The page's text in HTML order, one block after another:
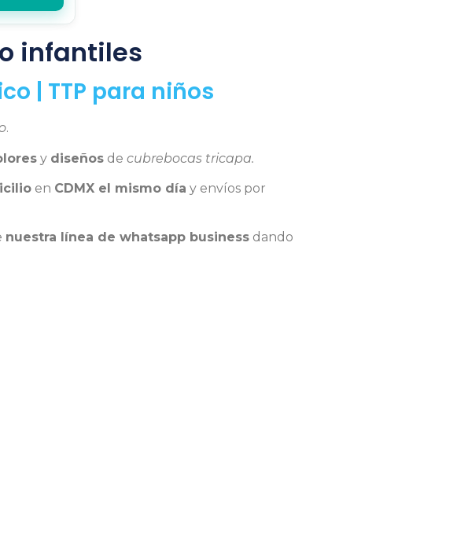
infantiles
| TTP para niños
.
y diseños de cubrebocas tricapa.
en CDMX el mismo día y envíos por
nuestra línea de whatsapp business dando